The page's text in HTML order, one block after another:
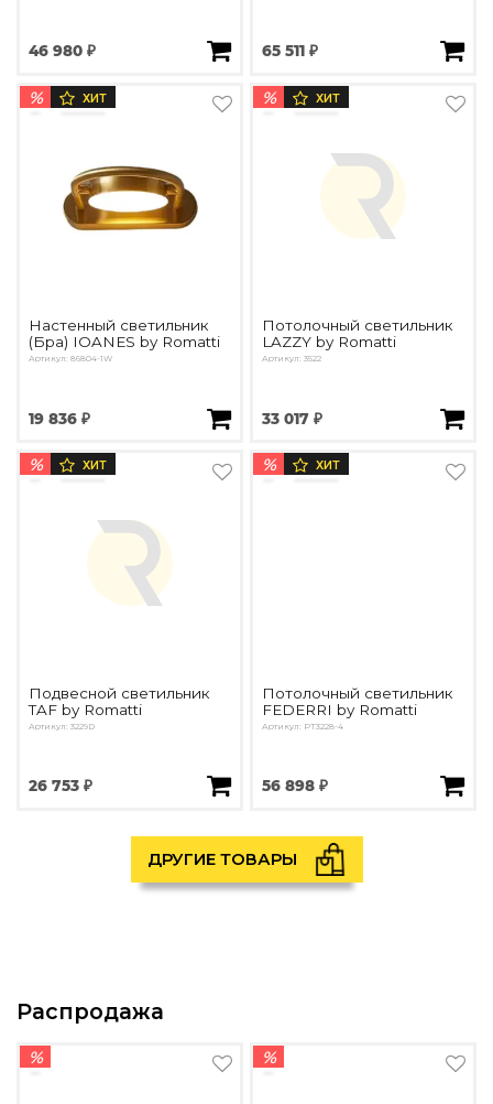
46 980 ₽ 65 511 ₽
% ХИТ
Настенный светильник
(Бра) IOANES by Romatti
Артикул: 86804-1W
19 836 ₽
% ХИТ
Потолочный светильник
LAZZY by Romatti
Артикул: 3522
33 017 ₽
% ХИТ
Подвесной светильник
TAF by Romatti
Артикул: 3229D
26 753 ₽
% ХИТ
Потолочный светильник
FEDERRI by Romatti
Артикул: PT3228-4
56 898 ₽
ДРУГИЕ ТОВАРЫ
Распродажа
% %